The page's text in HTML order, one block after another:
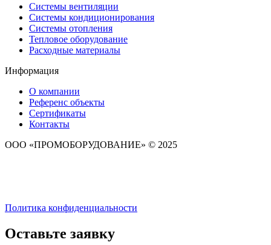
Системы вентиляции
Системы кондиционирования
Системы отопления
Тепловое оборудование
Расходные материалы
Информация
О компании
Референс объекты
Сертификаты
Контакты
ООО «ПРОМОБОРУДОВАНИЕ» © 2025
Политика конфиденциальности
Оставьте заявку